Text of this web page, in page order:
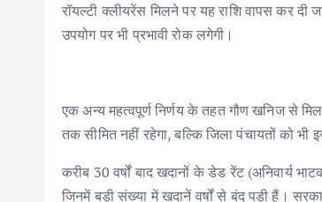
रॉयल्टी क्लीयरेंस मिलने पर यह राशि वापस कर
उपयोग पर भी प्रभावी रोक लगेगी।
एक अन्य महत्वपूर्ण निर्णय के तहत गौण खनिज से
तक सीमित नहीं रहेगा, बल्कि जिला पंचायतों को भी
करीब 30 वर्षों बाद खदानों के डेड रेंट (अनिवार्य
जिनमें बड़ी संख्या में खदानें वर्षों से बंद पड़ी हैं।